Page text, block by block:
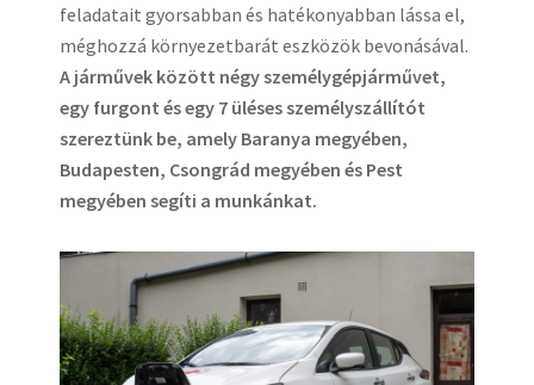
feladatait gyorsabban és hatékonyabban lássa el,
méghozzá környezetbarát eszközök bevonásával.
A járművek között négy személygépjárművet,
egy furgont és egy 7 üléses személyszállítót
szereztünk be, amely Baranya megyében,
Budapesten, Csongrád megyében és Pest
megyében segíti a munkánkat.